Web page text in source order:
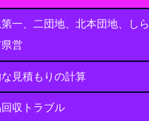
一、二団地、北本団地、しら
営
見積もりの計算
収トラブル